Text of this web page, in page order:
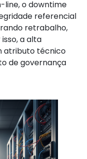
line, o downtime
referencial
retrabalho,
a alta
atributo técnico
de governança